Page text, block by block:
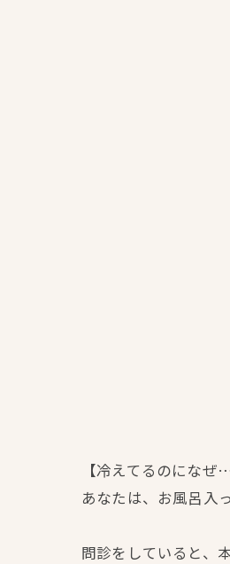
【冷えてるのになぜ…
あなたは、お風呂入
問診をしていると、